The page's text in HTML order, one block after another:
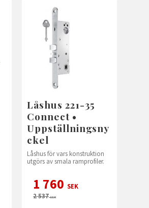
Låshus 221-35
Connect •
Uppställningsny
ckel
Låshus för vars konstruktion
utgörs av smala ramprofiler.
1 760 SEK
2 537SEK